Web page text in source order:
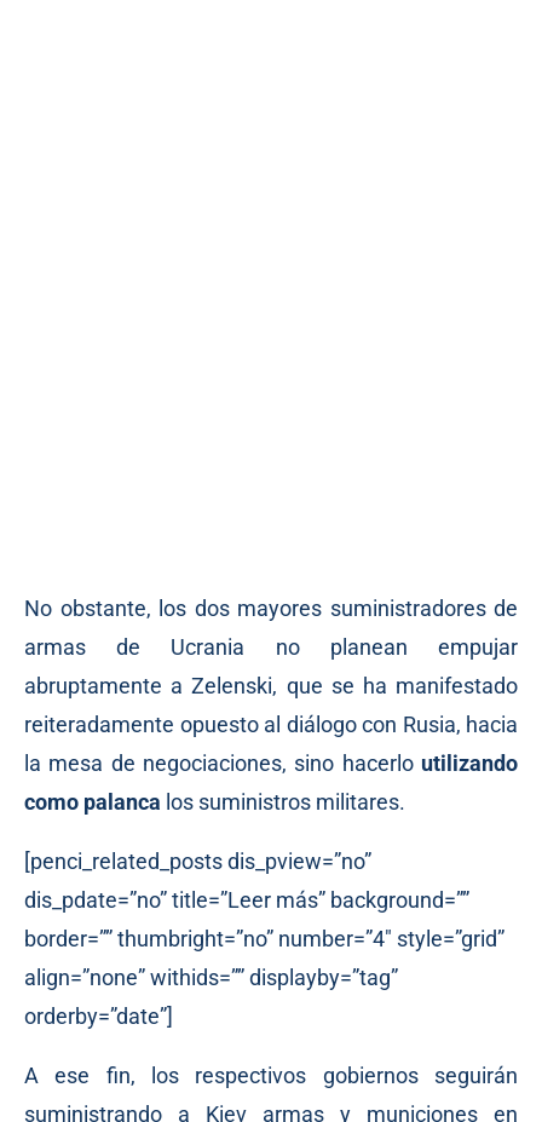
No obstante, los dos mayores suministradores de
armas de Ucrania no planean empujar
abruptamente a Zelenski, que se ha manifestado
reiteradamente opuesto al diálogo con Rusia, hacia
la mesa de negociaciones, sino hacerlo utilizando
como palanca los suministros militares.
[penci_related_posts dis_pview=”no”
dis_pdate=”no” title=”Leer más” background=””
border=”” thumbright=”no” number=”4″ style=”grid”
align=”none” withids=”” displayby=”tag”
orderby=”date”]
A ese fin, los respectivos gobiernos seguirán
suministrando a Kiev armas y municiones en